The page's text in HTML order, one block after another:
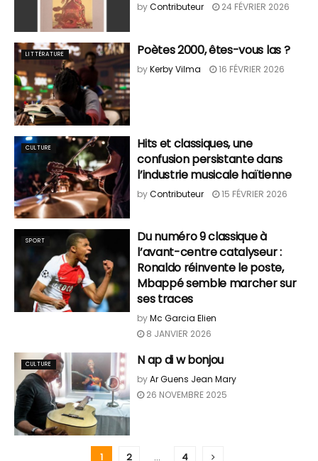
byContributeur 24 FÉVRIER 2026
LITTÉRATURE Poètes 2000, êtes-vous las ?
byKerby Vilma 16 FÉVRIER 2026
CULTURE
Hits et classiques, une
confusion persistante dans
l’industrie musicale haïtienne
byContributeur 15 FÉVRIER 2026
SPORT
Du numéro 9 classique à
l’avant-centre catalyseur :
Ronaldo réinvente le poste,
Mbappé semble marcher sur
ses traces
byMc Garcia Elien
8 JANVIER 2026
CULTURE N ap di w bonjou
byAr Guens Jean Mary
26 NOVEMBRE 2025
1 2 … 4